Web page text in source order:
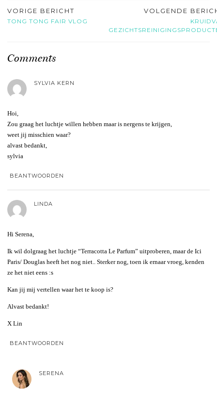
VORIGE BERICHT
TONG TONG FAIR VLOG
VOLGENDE
Comments
SYLVIA KERN
Hoi,
Zou graag het luchtje willen hebben maar is nergens te krijgen,
weet jij misschien waar?
alvast bedankt,
sylvia
BEANTWOORDEN
LINDA
Hi Serena,
Ik wil dolgraag het luchtje “Terracotta Le Parfum” uitproberen, maar de Ici
Paris/ Douglas heeft het nog niet.. Sterker nog, toen ik ernaar vroeg, kenden
ze het niet eens :s
Kan jij mij vertellen waar het te koop is?
Alvast bedankt!
X Lin
BEANTWOORDEN
SERENA